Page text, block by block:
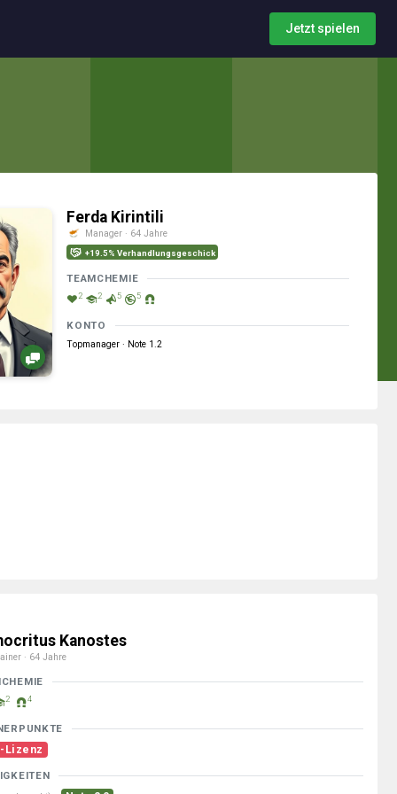
Jetzt spielen
Ferda Kirintili
Manager · 64 Jahre
+19.5% Verhandlungsgeschick
TEAMCHEMIE
2 2 5 5
KONTO
Topmanager · Note 1.2
Kanostes
· 64 Jahre
2 4
Lizenz